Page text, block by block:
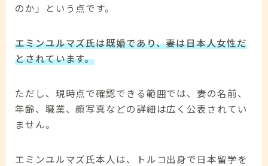
のか」という点です。
エミンユルマズ氏は既婚であり、妻は日本人女性だ
とされています。
ただし、現時点で確認できる範囲では、妻の名前、
年齢、職業、顔写真などの詳細は広く公表されてい
ません。
エミンユルマズ氏本人は、トルコ出身で日本留学を